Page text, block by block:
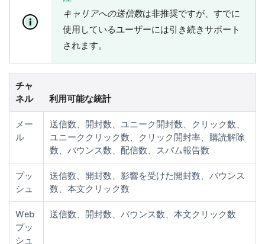
キャリアへの送信数は非推奨ですが、すでに
使用しているユーザーには引き続きサポート
されます。
チャ
ネル
利用可能な統計
メー
ル
送信数、開封数、ユニーク開封数、クリック数、
ユニーククリック数、クリック開封率、購読解除
数、バウンス数、配信数、スパム報告数
プッ
シュ
送信数、開封数、影響を受けた開封数、バウンス
数、本文クリック数
Web
プッ
シュ
送信数、開封数、バウンス数、本文クリック数